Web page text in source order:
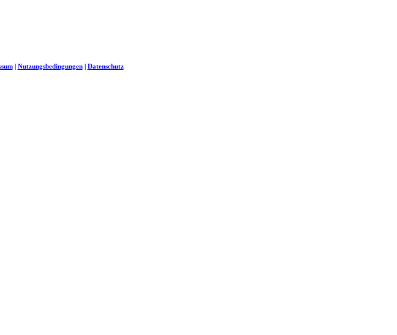
| Nutzungsbedingungen| Datenschutz